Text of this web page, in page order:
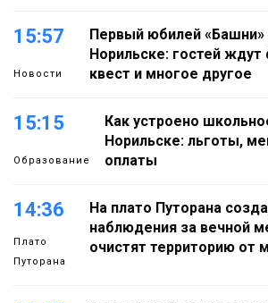
15:57
Новости
Первый юбилей «Башни»
Норильске: гостей ждут
квест и многое другое
15:15
Образование
Как устроено
Норильске: льготы,
оплаты
14:36
Плато
Путорана
На плато Путорана
наблюдения за вечной
очистят территорию от